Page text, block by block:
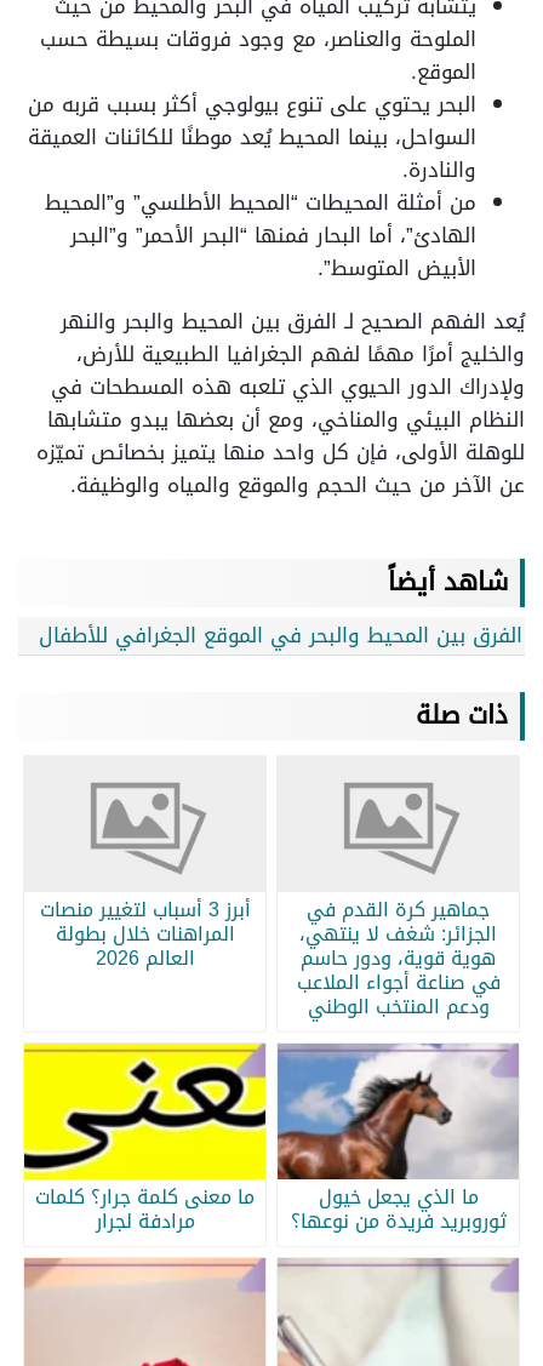
الملوحة والعناصر، مع وجود فروقات بسيطة حسب
الموقع.
البحر يحتوي على تنوع بيولوجي أكثر بسبب قربه من
السواحل، بينما المحيط يُعد موطنًا للكائنات العميقة
والنادرة.
من أمثلة المحيطات “المحيط الأطلسي” و”المحيط
الهادئ”، أما البحار فمنها “البحر الأحمر” و”البحر
الأبيض المتوسط”.
يُعد الفهم الصحيح لـ الفرق بين المحيط والبحر والنهر
والخليج أمرًا مهمًا لفهم الجغرافيا الطبيعية للأرض،
ولإدراك الدور الحيوي الذي تلعبه هذه المسطحات في
النظام البيئي والمناخي، ومع أن بعضها يبدو متشابها
للوهلة الأولى، فإن كل واحد منها يتميز بخصائص تميّزه
عن الآخر من حيث الحجم والموقع والمياه والوظيفة.
شاهد أيضاً
الفرق بين المحيط والبحر في الموقع الجغرافي للأطفال
ذات صلة
جماهير كرة القدم في
الجزائر: شغف لا ينتهي،
هوية قوية، ودور حاسم
في صناعة أجواء الملاعب
ودعم المنتخب الوطني
أبرز 3 أسباب لتغيير منصات
المراهنات خلال بطولة
العالم 2026
ما الذي يجعل خيول
ثوروبريد فريدة من نوعها؟
ما معنى كلمة جرار؟ كلمات
مرادفة لجرار